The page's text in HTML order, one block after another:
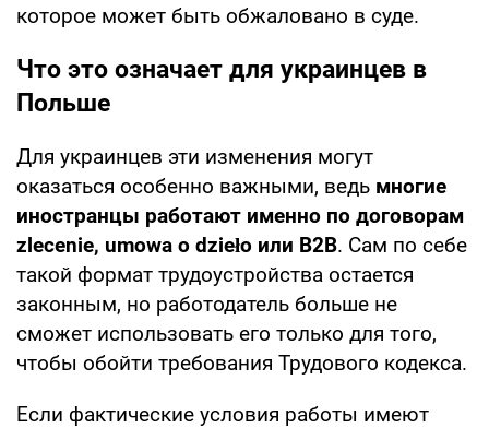
которое может быть обжаловано в суде.
Что это означает для украинцев в
Польше
Для украинцев эти изменения могут
оказаться особенно важными, ведь многие
иностранцы работают именно по договорам
zlecenie, umowa o dzieło или B2B. Сам по себе
такой формат трудоустройства остается
законным, но работодатель больше не
сможет использовать его только для того,
чтобы обойти требования Трудового кодекса.
Если фактические условия работы имеют